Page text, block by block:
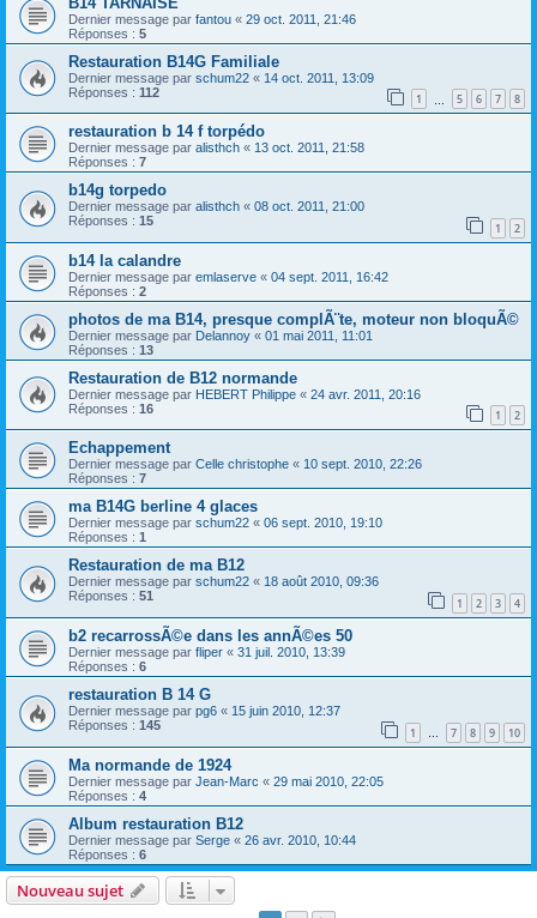
Dernier message par fantou « 29 oct. 2011, 21:46
Réponses : 5
Restauration B14G Familiale
Dernier message par schum22 « 14 oct. 2011, 13:09
Réponses : 112 1 5 6 7 8
restauration b 14 f torpédo
Dernier message par alisthch « 13 oct. 2011, 21:58
Réponses : 7
b14g torpedo
Dernier message par alisthch « 08 oct. 2011, 21:00
Réponses : 15 1 2
b14 la calandre
Dernier message par emlaserve « 04 sept. 2011, 16:42
Réponses : 2
photos de ma B14, presque complÃ¨te, moteur non bloquÃ©
Dernier message par Delannoy « 01 mai 2011, 11:01
Réponses : 13
Restauration de B12 normande
Dernier message par HEBERT Philippe « 24 avr. 2011, 20:16
Réponses : 16 1 2
Echappement
Dernier message par Celle christophe « 10 sept. 2010, 22:26
Réponses : 7
ma B14G berline 4 glaces
Dernier message par schum22 « 06 sept. 2010, 19:10
Réponses : 1
Restauration de ma B12
Dernier message par schum22 « 18 août 2010, 09:36
Réponses : 51 1 2 3 4
b2 recarrossÃ©e dans les annÃ©es 50
Dernier message par fliper « 31 juil. 2010, 13:39
Réponses : 6
restauration B 14 G
Dernier message par pg6 « 15 juin 2010, 12:37
Réponses : 145 1 … 7 8 9 10
Ma normande de 1924
Dernier message par Jean-Marc « 29 mai 2010, 22:05
Réponses : 4
Album restauration B12
Dernier message par Serge « 26 avr. 2010, 10:44
Réponses : 6
Nouveau sujet